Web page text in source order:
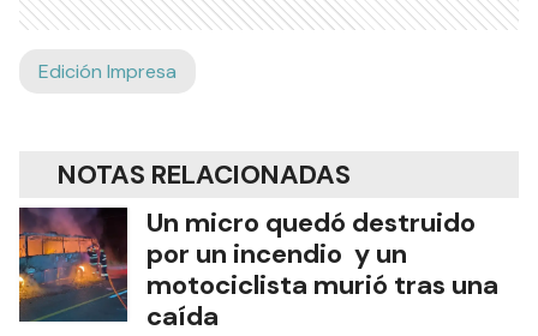
Edición Impresa
NOTAS RELACIONADAS
Un micro quedó destruido
por un incendio y un
motociclista murió tras una
caída